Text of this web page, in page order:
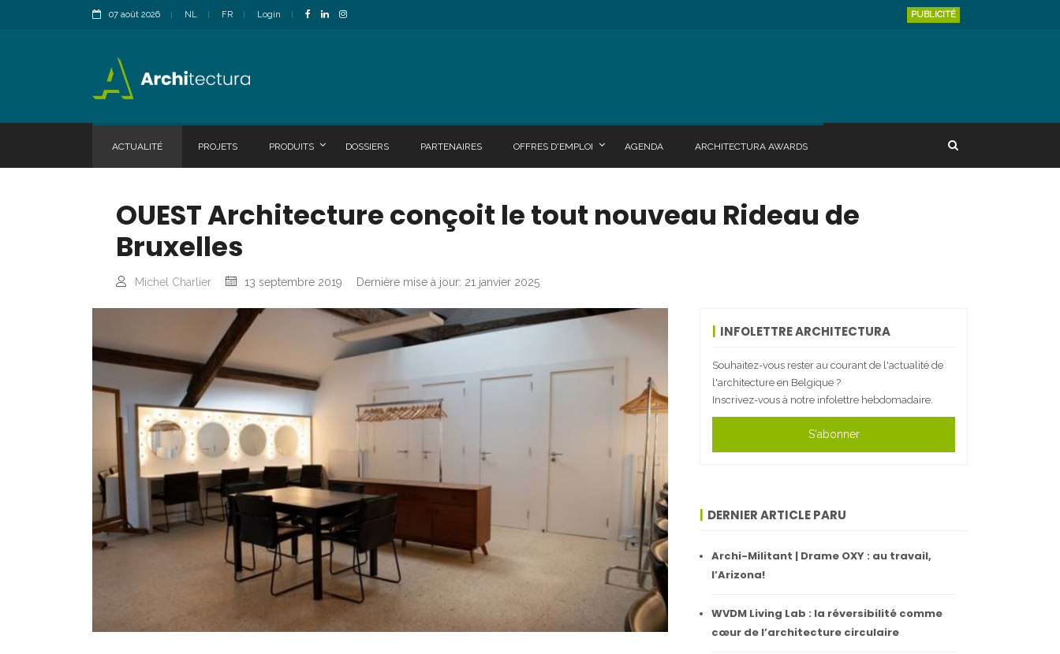
07 août 2026 NL FR Login PUBLICITÉ
ACTUALITÉ PROJETS PRODUITS DOSSIERS PARTENAIRES OFFRES D'EMPLOI AGENDA ARCHITECTURA AWARDS
OUEST Architecture conçoit le tout nouveau Rideau de
Bruxelles
Michel Charlier 13 septembre 2019 Dernière mise à jour: 21 janvier 2025
INFOLETTRE ARCHITECTURA
Souhaitez-vous rester au courant de l'actualité de
l'architecture en Belgique ?
Inscrivez-vous à notre infolettre hebdomadaire.
S'abonner
DERNIER ARTICLE PARU
Archi-Militant | Drame OXY : au travail,
l’Arizona!
WVDM Living Lab : la réversibilité comme
cœur de l’architecture circulaire